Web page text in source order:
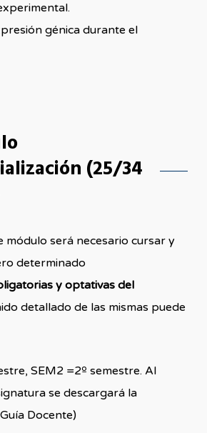
génica durante el
(25/34
módulo será necesario cursar y
determinado
y optativas del
detallado de las mismas puede
SEM2 =2º semestre. Al
se descargará la
Docente)